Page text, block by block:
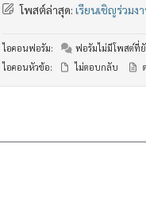
โพสต์ล่าสุด: เรียนเชิญร่วม
ไอคอนฟอรัม:
ฟอรัมไม่มีโพสต์ที่ยั
ไอคอนหัวข้อ:
ไม่ตอบกลับ